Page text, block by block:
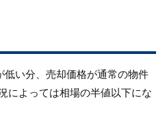
い分、売却価格が通常の物件
によっては相場の半値以下にな